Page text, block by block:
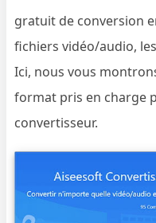
gratuit de conversion
fichiers vidéo/audio,
Ici, nous vous
format pris en charge
convertisseur.